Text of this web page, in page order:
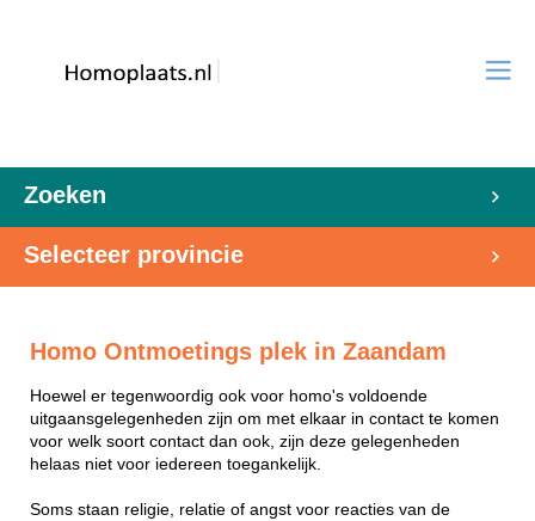
Zoeken
Selecteer provincie
Homo Ontmoetings plek in Zaandam
Hoewel er tegenwoordig ook voor homo's voldoende
uitgaansgelegenheden zijn om met elkaar in contact te komen
voor welk soort contact dan ook, zijn deze gelegenheden
helaas niet voor iedereen toegankelijk.
Soms staan religie, relatie of angst voor reacties van de